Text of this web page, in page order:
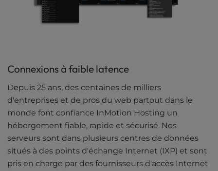
Connexions à faible latence
Depuis 25 ans, des centaines de milliers
d'entreprises et de pros du web partout dans le
monde font confiance InMotion Hosting un
hébergement fiable, rapide et sécurisé. Nos
serveurs sont dans plusieurs centres de données
situés à des points d'échange Internet (IXP) et sont
pris en charge par des fournisseurs d'accès Internet